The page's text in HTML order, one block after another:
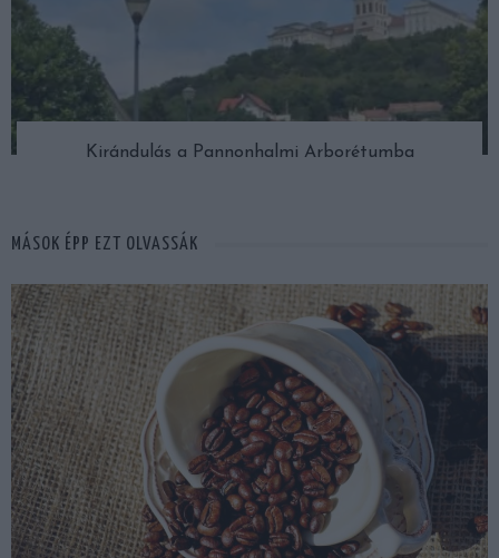
Kirándulás a Pannonhalmi Arborétumba
MÁSOK ÉPP EZT OLVASSÁK